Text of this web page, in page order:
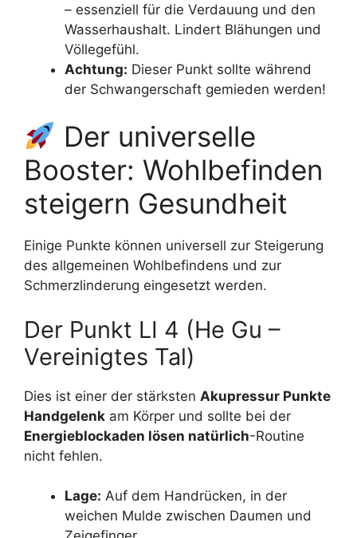
– essenziell für die Verdauung und den
Wasserhaushalt. Lindert Blähungen und
Völlegefühl.
Achtung: Dieser Punkt sollte während
der Schwangerschaft gemieden werden!
Der universelle
Booster: Wohlbefinden
steigern Gesundheit
Einige Punkte können universell zur Steigerung
des allgemeinen Wohlbefindens und zur
Schmerzlinderung eingesetzt werden.
Der Punkt LI 4 (He Gu –
Vereinigtes Tal)
Dies ist einer der stärksten Akupressur Punkte
Handgelenk am Körper und sollte bei der
Energieblockaden lösen natürlich-Routine
nicht fehlen.
Lage: Auf dem Handrücken, in der
weichen Mulde zwischen Daumen und